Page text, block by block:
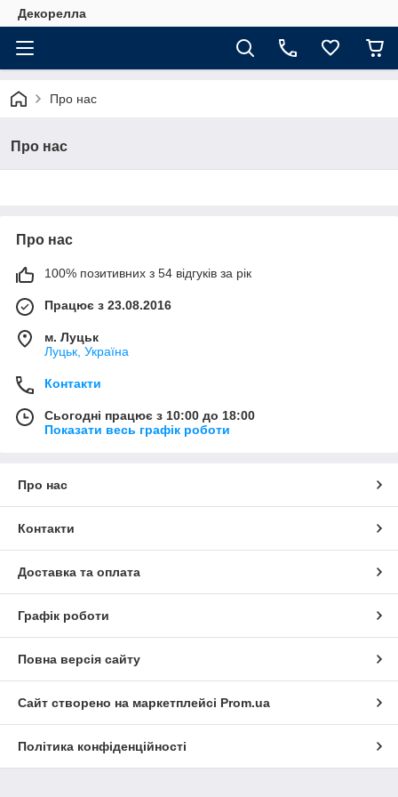
Декорелла
Про нас
Про нас
Про нас
100% позитивних з 54 відгуків за рік
Працює з 23.08.2016
м. Луцьк
Луцьк, Україна
Контакти
Сьогодні працює з 10:00 до 18:00
Показати весь графік роботи
Про нас
Контакти
Доставка та оплата
Графік роботи
Повна версія сайту
Сайт створено на маркетплейсі Prom.ua
Політика конфіденційності